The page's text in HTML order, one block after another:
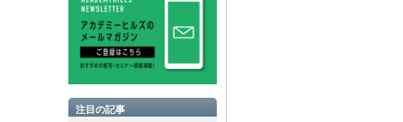
注目の記事